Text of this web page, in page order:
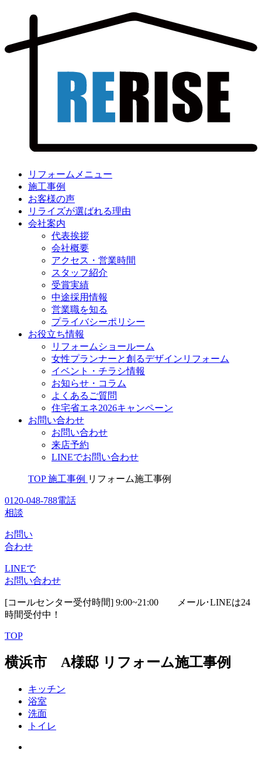
リフォームメニュー
施工事例
お客様の声
リライズが選ばれる理由
会社案内
代表挨拶
会社概要
アクセス・営業時間
スタッフ紹介
受賞実績
中途採用情報
営業職を知る
プライバシーポリシー
お役立ち情報
リフォームショールーム
女性プランナーと創るデザインリフォーム
イベント・チラシ情報
お知らせ・コラム
よくあるご質問
住宅省エネ2026キャンペーン
お問い合わせ
お問い合わせ
来店予約
LINEでお問い合わせ
TOP 施工事例 リフォーム施工事例
0120-048-788電話
相談
お問い
合わせ
LINEで
お問い合わせ
[コールセンター受付時間] 9:00~21:00 メール･LINEは24
時間受付中！
TOP
横浜市 A様邸 リフォーム施工事例
キッチン
浴室
洗面
トイレ